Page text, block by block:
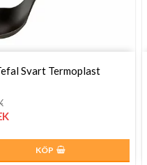
Svart Termoplast
KÖP